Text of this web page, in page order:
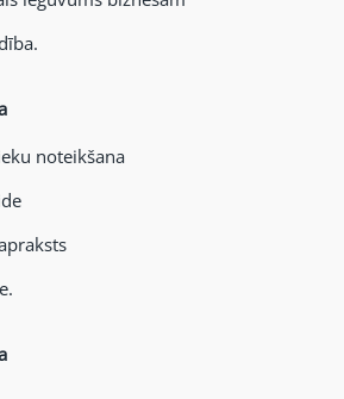
noteikšana